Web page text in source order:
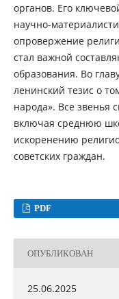
органов. Его
научно-
опровержение
стал важной
образования. Во
ленинский тезис о
народа». Все звенья
включая среднюю
искоренению
советских граждан.
PDF
ОПУБЛИКОВАН
25.06.2025